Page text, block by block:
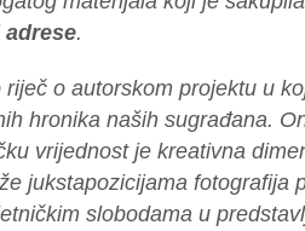
adrese.
o autorskom projektu u
hronika naših sugrađana.
vrijednost je kreativna
jukstapozicijama fotografija
slobodama u